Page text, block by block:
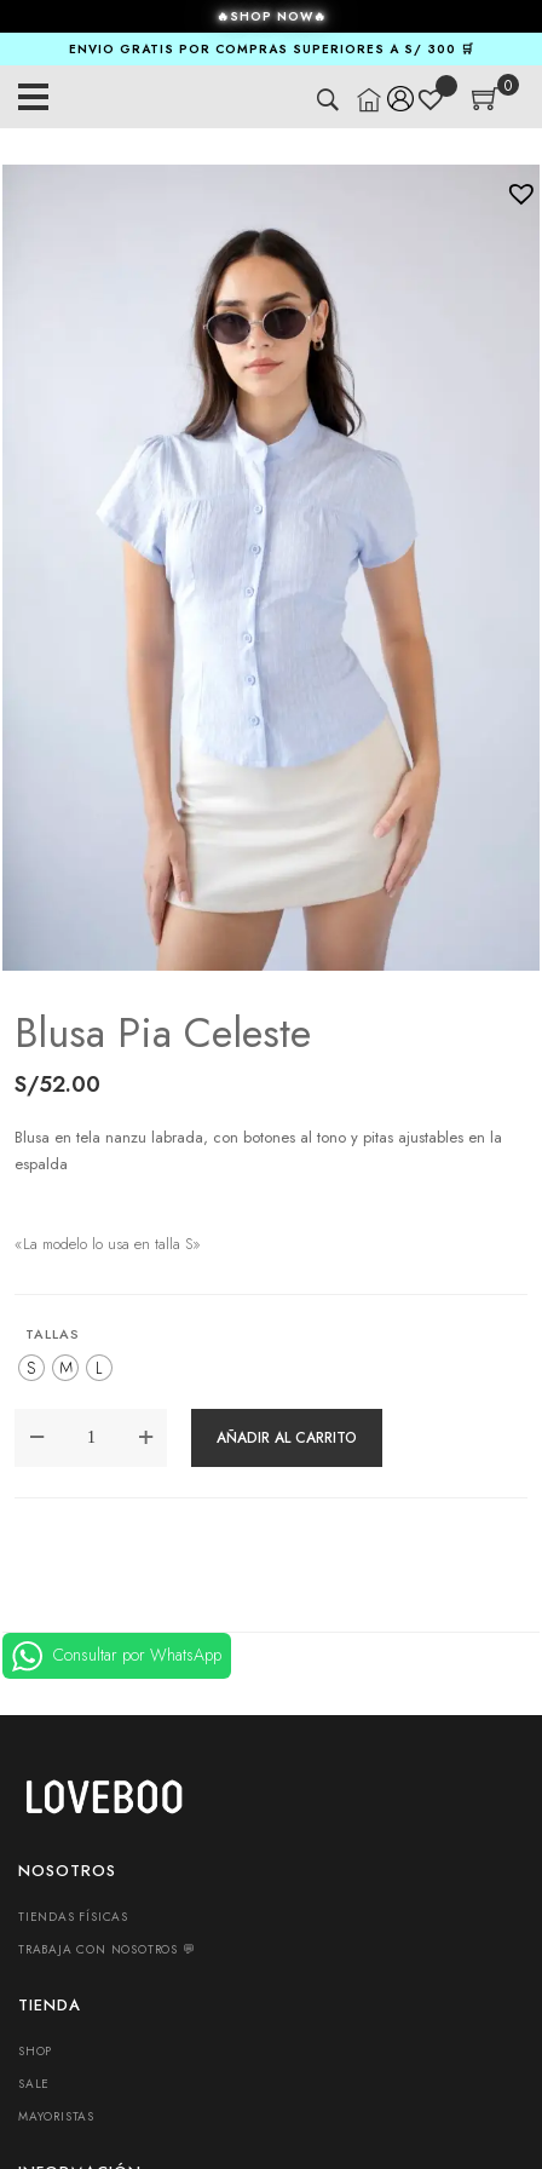
🔥SHOP NOW🔥
ENVIO GRATIS POR COMPRAS SUPERIORES A S/ 300 🛒
0
Blusa Pia Celeste
S/52.00
Blusa en tela nanzu labrada, con botones al tono y pitas ajustables en la
espalda
«La modelo lo usa en talla S»
TALLAS
S M L
PIA
AÑADIR AL CARRITO
Consultar por WhatsApp
NOSOTROS
TIENDAS FÍSICAS
TRABAJA CON NOSOTROS 💬
TIENDA
SHOP
SALE
MAYORISTAS